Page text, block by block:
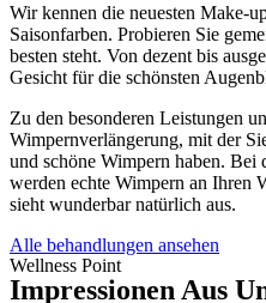
Wir kennen die neuesten Make-
Saisonfarben. Probieren Sie
besten steht. Von dezent bis
Gesicht für die schönsten
Zu den besonderen Leistungen
Wimpernverlängerung, mit der
und schöne Wimpern haben. Bei
werden echte Wimpern an Ihren
sieht wunderbar natürlich aus.
Alle behandlungen ansehen
Wellness Point
Impressionen Aus